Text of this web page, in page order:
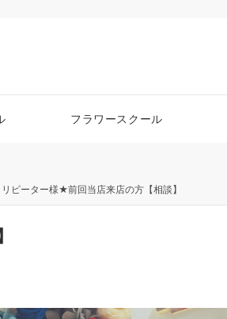
フラワースクール
リピーター様★前回当店来店の方【相談】